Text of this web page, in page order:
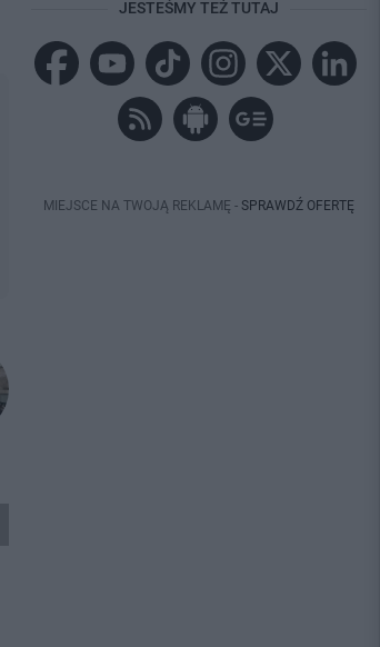
JESTEŚMY TEŻ TUTAJ
MIEJSCE NA TWOJĄ REKLAMĘ - SPRAWDŹ OFERTĘ